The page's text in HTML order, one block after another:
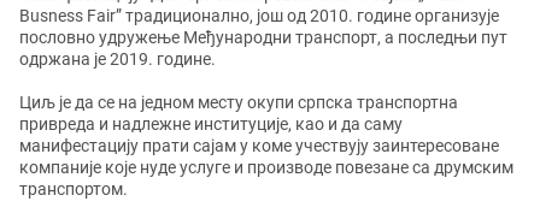
Busness Fair” традиционално, још од 2010. године организује
пословно удружење Међународни транспорт, а последњи пут
одржана је 2019. године.
Циљ је да се на једном месту окупи српска транспортна
привреда и надлежне институције, као и да саму
манифестацију прати сајам у коме учествују заинтересоване
компаније које нуде услуге и производе повезане са друмским
транспортом.